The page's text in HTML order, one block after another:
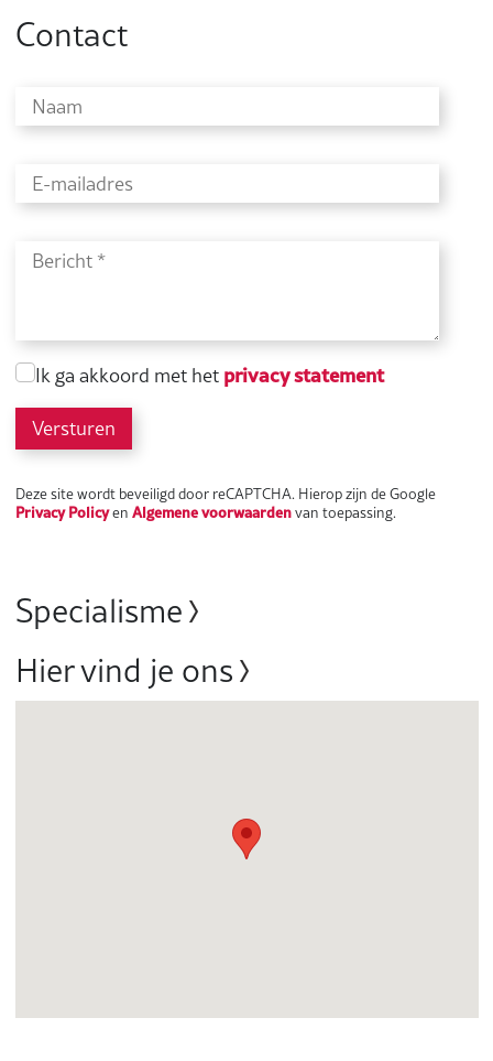
Contact
Ik ga akkoord met het privacy statement
Versturen
Deze site wordt beveiligd door reCAPTCHA. Hierop zijn de Google
Privacy Policyen Algemene voorwaardenvan toepassing.
Specialisme
Hier vind je ons